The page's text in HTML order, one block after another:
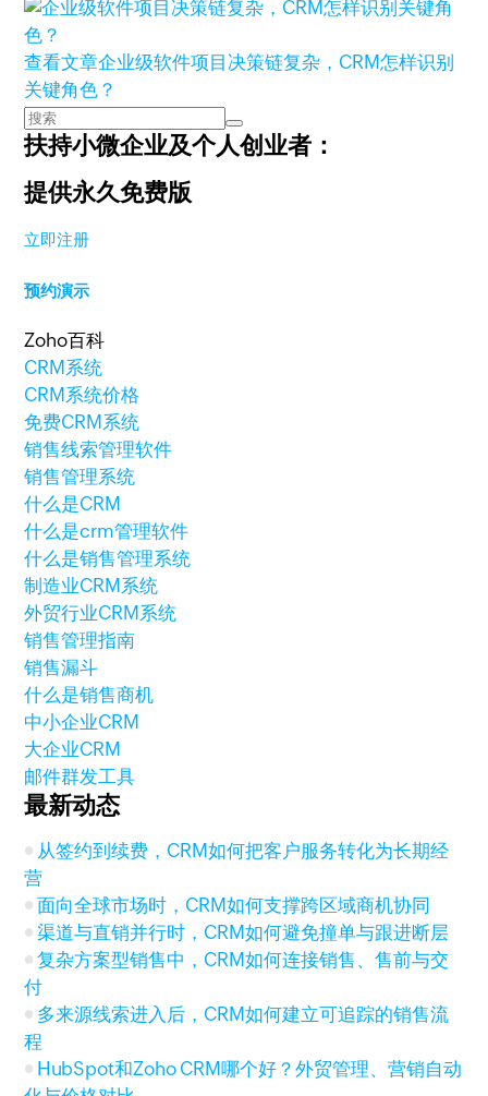
查看文章企业级软件项目决策链复杂，CRM怎样识别
关键角色？
扶持小微企业及个人创业者：
提供永久免费版
立即注册
预约演示
Zoho百科
CRM系统
CRM系统价格
免费CRM系统
销售线索管理软件
销售管理系统
什么是CRM
什么是crm管理软件
什么是销售管理系统
制造业CRM系统
外贸行业CRM系统
销售管理指南
销售漏斗
什么是销售商机
中小企业CRM
大企业CRM
邮件群发工具
最新动态
从签约到续费，CRM如何把客户服务转化为长期经
营
面向全球市场时，CRM如何支撑跨区域商机协同
渠道与直销并行时，CRM如何避免撞单与跟进断层
复杂方案型销售中，CRM如何连接销售、售前与交
付
多来源线索进入后，CRM如何建立可追踪的销售流
程
HubSpot和Zoho CRM哪个好？外贸管理、营销自动